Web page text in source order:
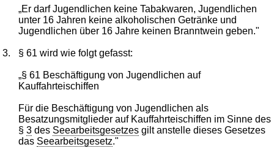
„Er darf Jugendlichen keine Tabakwaren, Jugendlichen
unter 16 Jahren keine alkoholischen Getränke und
Jugendlichen über 16 Jahre keinen Branntwein geben."
3. § 61 wird wie folgt gefasst:
„§ 61 Beschäftigung von Jugendlichen auf
Kauffahrteischiffen
Für die Beschäftigung von Jugendlichen als
Besatzungsmitglieder auf Kauffahrteischiffen im Sinne des
§3 des Seearbeitsgesetzes gilt anstelle dieses Gesetzes
das Seearbeitsgesetz."